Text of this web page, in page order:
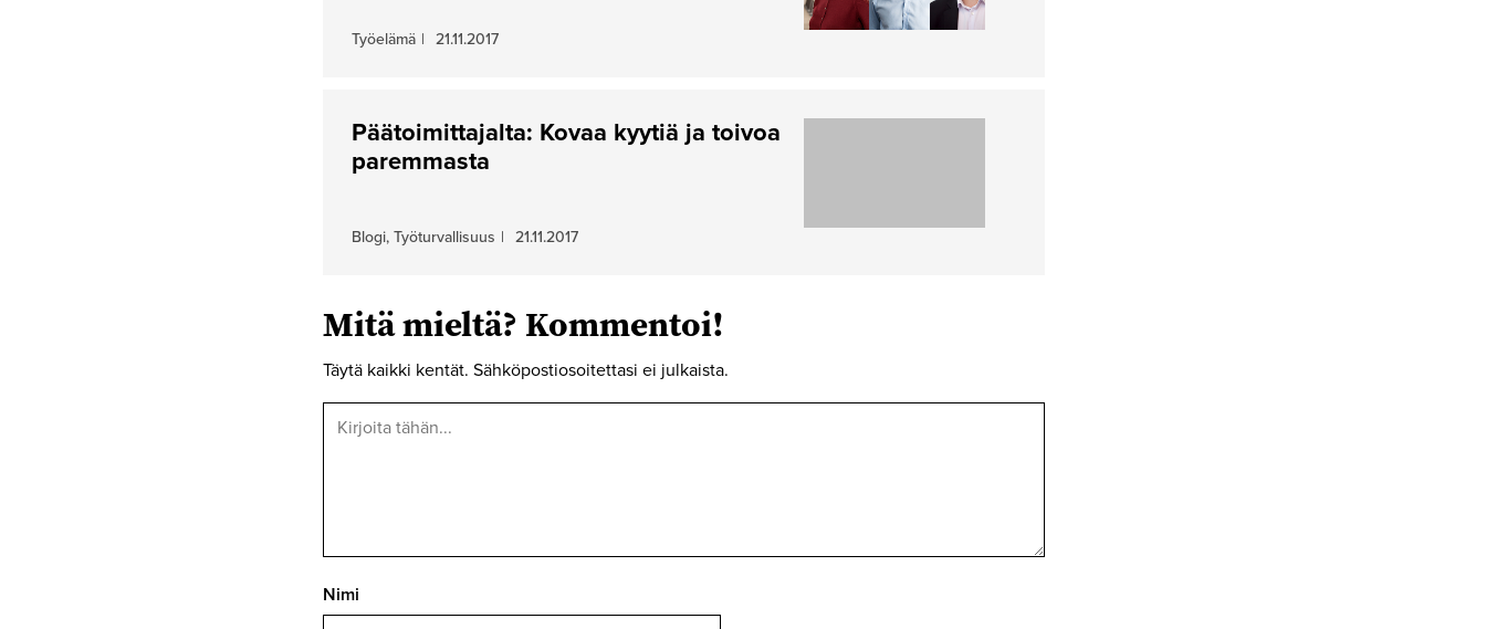
Työelämä | 21.11.2017
Päätoimittajalta: Kovaa kyytiä ja toivoa
paremmasta
Blogi, Työturvallisuus | 21.11.2017
Mitä mieltä? Kommentoi!
Täytä kaikki kentät. Sähköpostiosoitettasi ei julkaista.
Nimi